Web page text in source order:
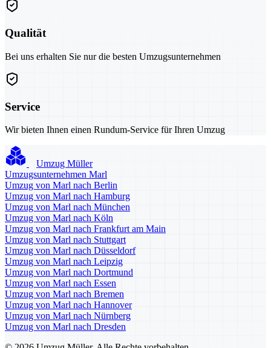
Qualität
Bei uns erhalten Sie nur die besten Umzugsunternehmen
Service
Wir bieten Ihnen einen Rundum-Service für Ihren Umzug
Umzug Müller
Umzugsunternehmen Marl
Umzug von Marl nach Berlin
Umzug von Marl nach Hamburg
Umzug von Marl nach München
Umzug von Marl nach Köln
Umzug von Marl nach Frankfurt am Main
Umzug von Marl nach Stuttgart
Umzug von Marl nach Düsseldorf
Umzug von Marl nach Leipzig
Umzug von Marl nach Dortmund
Umzug von Marl nach Essen
Umzug von Marl nach Bremen
Umzug von Marl nach Hannover
Umzug von Marl nach Nürnberg
Umzug von Marl nach Dresden